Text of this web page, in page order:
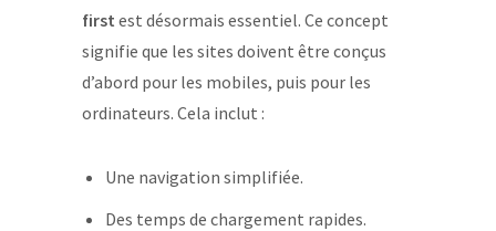
first est désormais essentiel. Ce concept
signifie que les sites doivent être conçus
d’abord pour les mobiles, puis pour les
ordinateurs. Cela inclut :
Une navigation simplifiée.
Des temps de chargement rapides.